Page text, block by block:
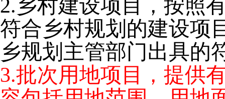
2.乡村建设项目，按照
符合乡村规划的建设项
乡规划主管部门出具的
3.批次用地项目，提供